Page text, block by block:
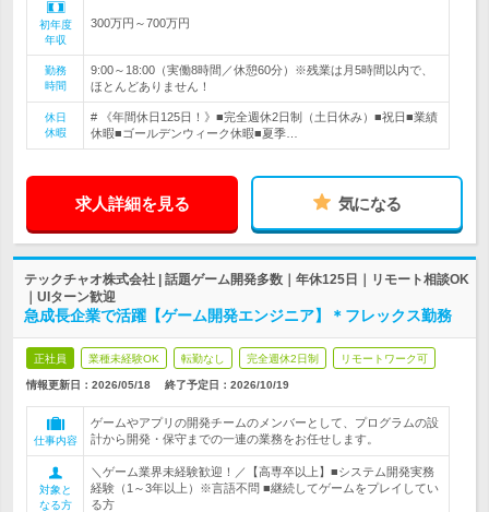
初年度
年収
300万円～700万円
勤務
時間
9:00～18:00（実働8時間／休憩60分）※残業は月5時間以内で、
ほとんどありません！
休日
休暇
# 《年間休日125日！》■完全週休2日制（土日休み）■祝日■業績
休暇■ゴールデンウィーク休暇■夏季…
求人詳細を見る 気になる
テックチャオ株式会社 | 話題ゲーム開発多数｜年休125日｜リモート相談OK
｜UIターン歓迎
急成長企業で活躍【ゲーム開発エンジニア】＊フレックス勤務
正社員 業種未経験OK 転勤なし 完全週休2日制 リモートワーク可
情報更新日：2026/05/18 終了予定日： 2026/10/19
仕事内容
ゲームやアプリの開発チームのメンバーとして、プログラムの設
計から開発・保守までの一連の業務をお任せします。
対象と
なる方
＼ゲーム業界未経験歓迎！／【高専卒以上】■システム開発実務
経験（1～3年以上）※言語不問 ■継続してゲームをプレイしてい
る方